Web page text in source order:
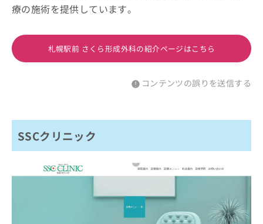
療の施術を提供しています。
札幌駅前 さくら形成外科の紹介ページはこちら
コンテンツの誤りを送信する
SSCクリニック